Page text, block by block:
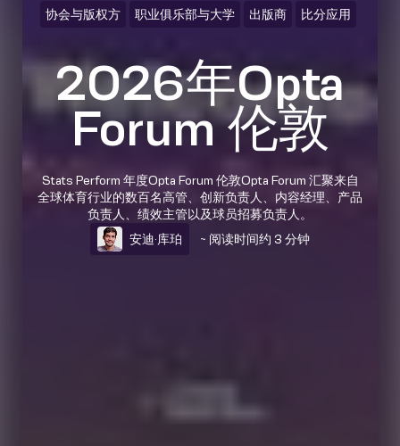
协会与版权方 职业俱乐部与大学 出版商 比分应用
2026年Opta
Forum 伦敦
Stats Perform 年度Opta Forum 伦敦Opta Forum 汇聚来自
全球体育行业的数百名高管、创新负责人、内容经理、产品
负责人、绩效主管以及球员招募负责人。
安迪·库珀
~ 阅读时间约 3 分钟